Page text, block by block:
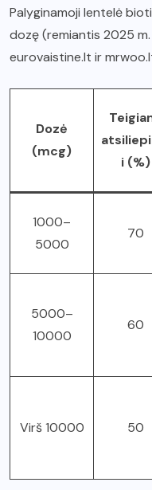
Palyginamoji lentelė
dozę (remiantis 2025
eurovaistine.lt ir
Dozė
(mcg)
i (%)
1000–
5000
70
5000–
10000
60
Virš 10000 50